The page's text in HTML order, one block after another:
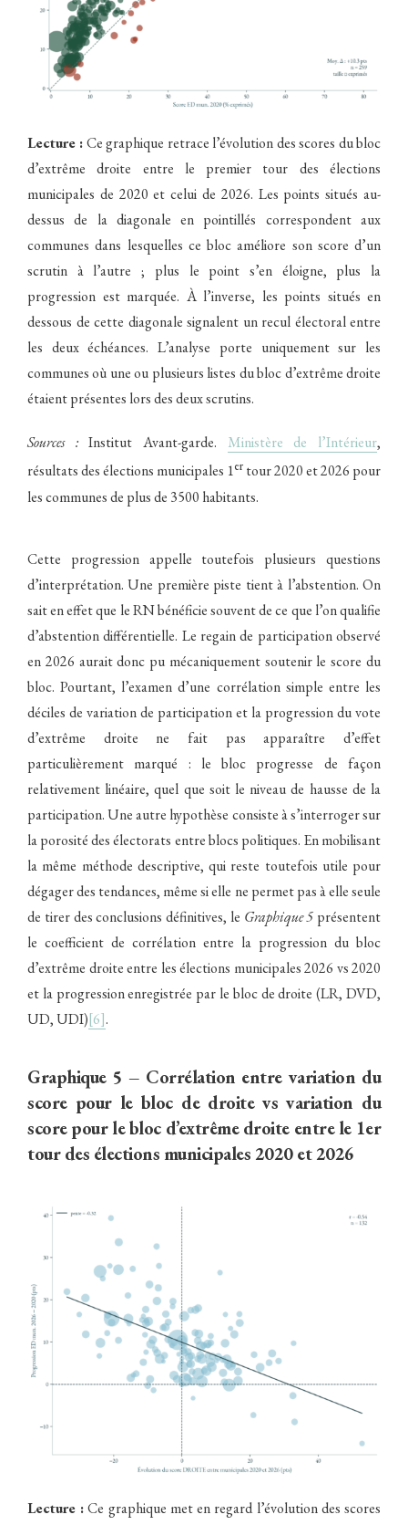
Lecture :Ce graphique retrace l’évolution des scores du bloc
d’extrême droite entre le premier tour des élections
municipales de 2020 et celui de 2026. Les points situés au-
dessus de la diagonale en pointillés correspondent aux
communes dans lesquelles ce bloc améliore son score d’un
scrutin à l’autre ; plus le point s’en éloigne, plus la
progression est marquée. À l’inverse, les points situés en
dessous de cette diagonale signalent un recul électoral entre
les deux échéances. L’analyse porte uniquement sur les
communes où une ou plusieurs listes du bloc d’extrême droite
étaient présentes lors des deux scrutins.
Sources :Institut Avant-garde. Ministère de l’Intérieur,
résultats des élections municipales 1er tour 2020 et 2026 pour
les communes de plus de 3500 habitants.
Cette progression appelle toutefois plusieurs questions
d’interprétation. Une première piste tient à l’abstention. On
sait en effet que le RN bénéficie souvent de ce que l’on qualifie
d’abstention différentielle. Le regain de participation observé
en 2026 aurait donc pu mécaniquement soutenir le score du
bloc. Pourtant, l’examen d’une corrélation simple entre les
déciles de variation de participation et la progression du vote
d’extrême droite ne fait pas apparaître d’effet
particulièrement marqué : le bloc progresse de façon
relativement linéaire, quel que soit le niveau de hausse de la
participation. Une autre hypothèse consiste à s’interroger sur
la porosité des électorats entre blocs politiques. En mobilisant
la même méthode descriptive, qui reste toutefois utile pour
dégager des tendances, même si elle ne permet pas à elle seule
de tirer des conclusions définitives, le Graphique 5 présentent
le coefficient de corrélation entre la progression du bloc
d’extrême droite entre les élections municipales 2026 vs 2020
et la progression enregistrée par le bloc de droite (LR, DVD,
UD, UDI)[6].
Graphique 5 – Corrélation entre variation du
score pour le bloc de droite vs variation du
score pour le bloc d’extrême droite entre le 1er
tour des élections municipales 2020 et 2026
Lecture :Ce graphique met en regard l’évolution des scores